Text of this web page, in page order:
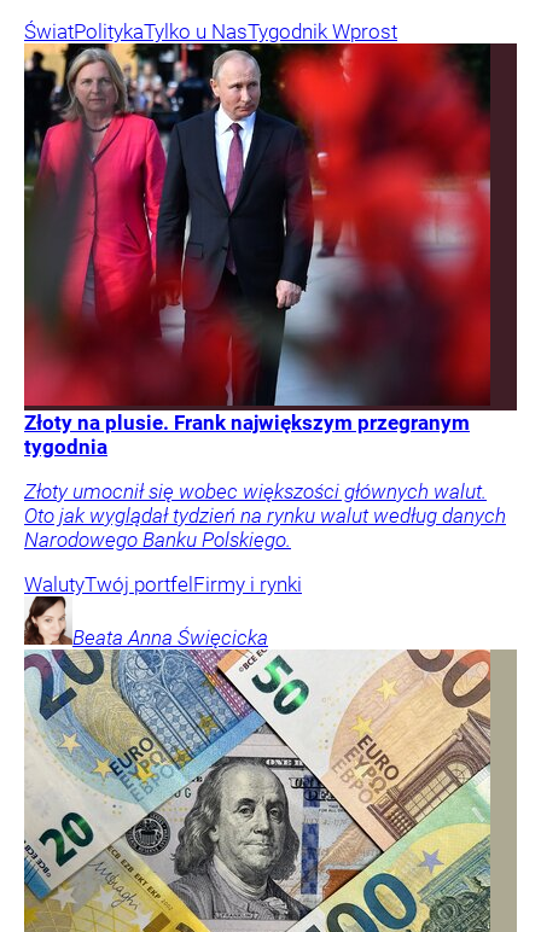
ŚwiatPolitykaTylko u NasTygodnik Wprost
Złoty na plusie. Frank największym przegranym
tygodnia
Złoty umocnił się wobec większości głównych walut.
Oto jak wyglądał tydzień na rynku walut według danych
Narodowego Banku Polskiego.
WalutyTwój portfelFirmy i rynki
Beata Anna Święcicka